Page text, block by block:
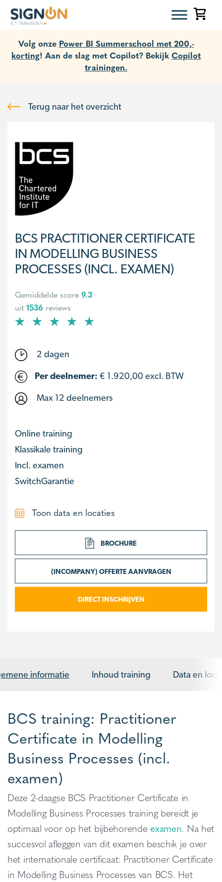
Volg onze Power BI Summerschool met 200,-
korting! Aan de slag met Copilot? Bekijk Copilot
trainingen.
Terug naar het overzicht
BCS PRACTITIONER CERTIFICATE
IN MODELLING BUSINESS
PROCESSES (INCL. EXAMEN)
Gemiddelde score 9.3
uit 1536 reviews
2 dagen
Per deelnemer: € 1.920,00 excl. BTW
Max 12 deelnemers
Online training
Klassikale training
Incl. examen
SwitchGarantie
Toon data en locaties
BROCHURE
(INCOMPANY) OFFERTE AANVRAGEN
DIRECT INSCHRIJVEN
informatie Inhoud training Data en
BCS training: Practitioner
Certificate in Modelling
Business Processes (incl.
examen)
Deze 2-daagse BCS Practitioner Certificate in
Modelling Business Processes training bereidt je
optimaal voor op het bijbehorende examen. Na het
succesvol afleggen van dit examen beschik je over
het internationale certificaat: Practitioner Certificate
in Modelling Business Processes van BCS. Het